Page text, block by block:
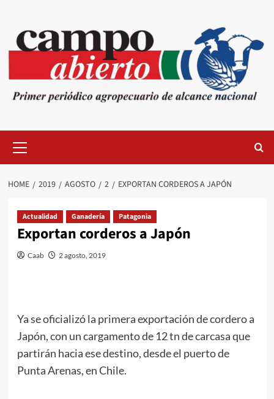
content
Menu
HOME 2019 AGOSTO 2 EXPORTAN CORDEROS A JAPÓN
Actualidad Ganadería Patagonia
Exportan corderos a Japón
Caab 2 agosto, 2019
Ya se oficializó la primera exportación de cordero a
Japón, con un cargamento de 12 tn de carcasa que
partirán hacia ese destino, desde el puerto de
Punta Arenas, en Chile.